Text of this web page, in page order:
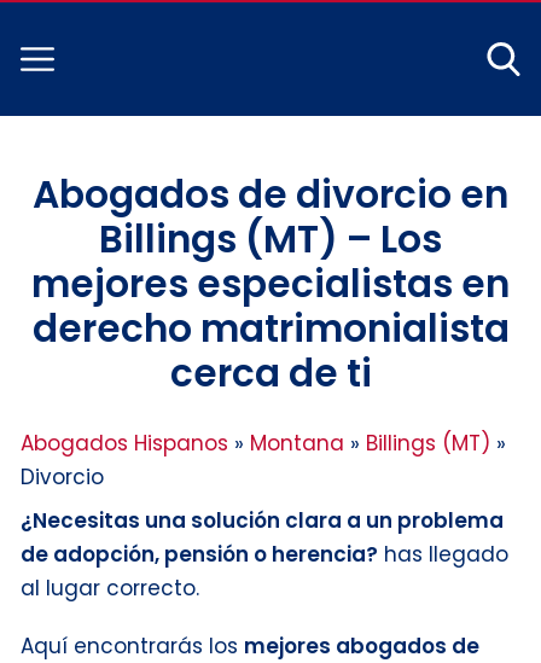
Abogados de divorcio en
Billings (MT) – Los
mejores especialistas en
derecho matrimonialista
cerca de ti
Abogados Hispanos » Montana » Billings (MT) »
Divorcio
¿Necesitas una solución clara a un problema
de adopción, pensión o herencia? has llegado
al lugar correcto.
Aquí encontrarás los mejores abogados de